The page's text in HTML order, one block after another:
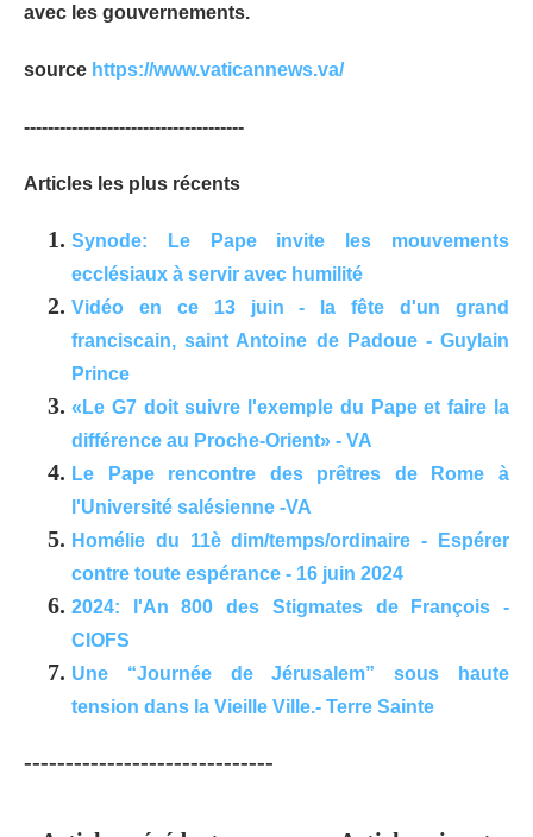
avec les gouvernements.
source https://www.vaticannews.va/
-------------------------------------
Articles les plus récents
Synode: Le Pape invite les mouvements
ecclésiaux à servir avec humilité
Vidéo en ce 13 juin - la fête d'un grand
franciscain, saint Antoine de Padoue - Guylain
Prince
«Le G7 doit suivre l'exemple du Pape et faire la
différence au Proche-Orient» - VA
Le Pape rencontre des prêtres de Rome à
l'Université salésienne -VA
Homélie du 11è dim/temps/ordinaire - Espérer
contre toute espérance - 16 juin 2024
2024: l'An 800 des Stigmates de François -
CIOFS
Une “Journée de Jérusalem” sous haute
tension dans la Vieille Ville.- Terre Sainte
------------------------------